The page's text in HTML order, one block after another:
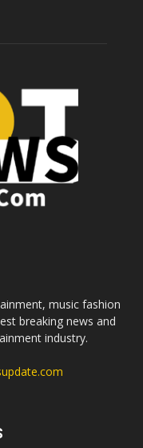
music fashion
breaking news and
industry.